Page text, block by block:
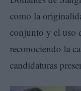
como la
conjunto y el uso
reconociendo la
candidaturas